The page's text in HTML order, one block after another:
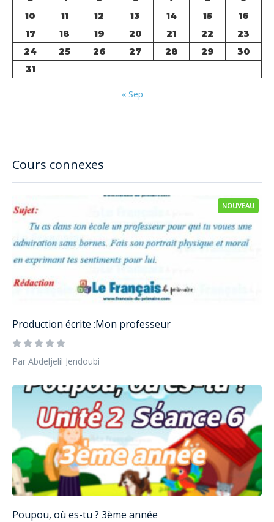
Cours connexes
NOUVEAU
Production écrite :Mon professeur
Par Abdeljelil Jendoubi
Poupou, où es-tu ? 3ème année
10
11 12 13 14 15
16
17
18 19 20 21 22
23
24
25 26 27 28 29
30
31
« Sep